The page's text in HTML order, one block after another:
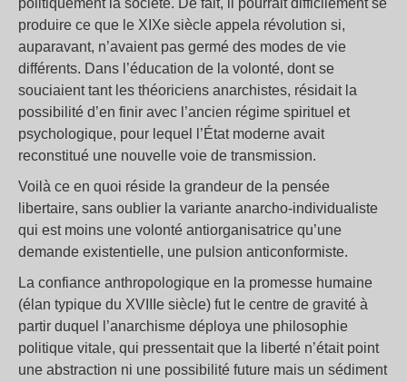
politiquement la société. De fait, il pourrait difficilement se
produire ce que le XIXe siècle appela révolution si,
auparavant, n’avaient pas germé des modes de vie
différents. Dans l’éducation de la volonté, dont se
souciaient tant les théoriciens anarchistes, résidait la
possibilité d’en finir avec l’ancien régime spirituel et
psychologique, pour lequel l’État moderne avait
reconstitué une nouvelle voie de transmission.
Voilà ce en quoi réside la grandeur de la pensée
libertaire, sans oublier la variante anarcho-individualiste
qui est moins une volonté antiorganisatrice qu’une
demande existentielle, une pulsion anticonformiste.
La confiance anthropologique en la promesse humaine
(élan typique du XVIIIe siècle) fut le centre de gravité à
partir duquel l’anarchisme déploya une philosophie
politique vitale, qui pressentait que la liberté n’était point
une abstraction ni une possibilité future mais un sédiment